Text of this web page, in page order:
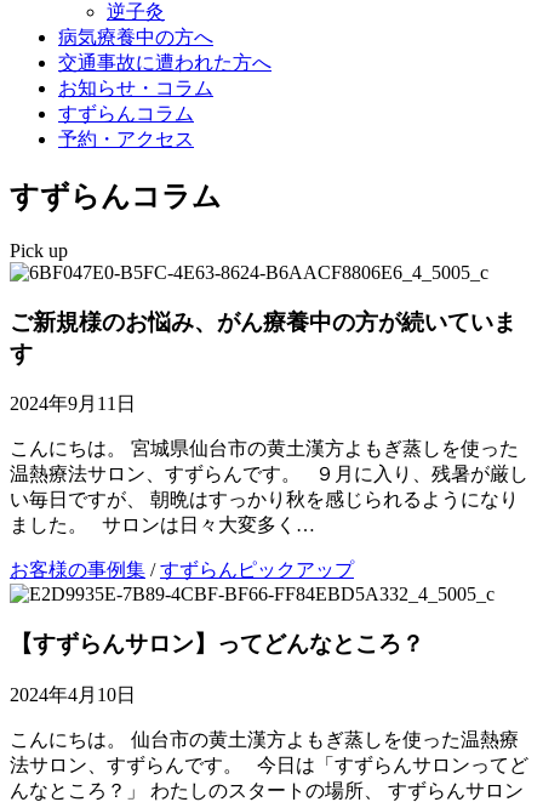
逆子灸
病気療養中の方へ
交通事故に遭われた方へ
お知らせ・コラム
すずらんコラム
予約・アクセス
すずらんコラム
Pick up
ご新規様のお悩み、がん療養中の方が続いていま
す
2024年9月11日
こんにちは。 宮城県仙台市の黄土漢方よもぎ蒸しを使った
温熱療法サロン、すずらんです。 ９月に入り、残暑が厳し
い毎日ですが、 朝晩はすっかり秋を感じられるようになり
ました。 サロンは日々大変多く…
お客様の事例集 /すずらんピックアップ
【すずらんサロン】ってどんなところ？
2024年4月10日
こんにちは。 仙台市の黄土漢方よもぎ蒸しを使った温熱療
法サロン、すずらんです。 今日は「すずらんサロンってど
んなところ？」 わたしのスタートの場所、 すずらんサロン